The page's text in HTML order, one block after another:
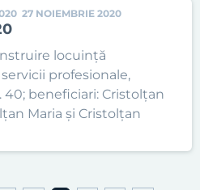
27 NOIEMBRIE 2020
locuință
profesionale,
40; beneficiari: Cristolțan
Maria și Cristolțan